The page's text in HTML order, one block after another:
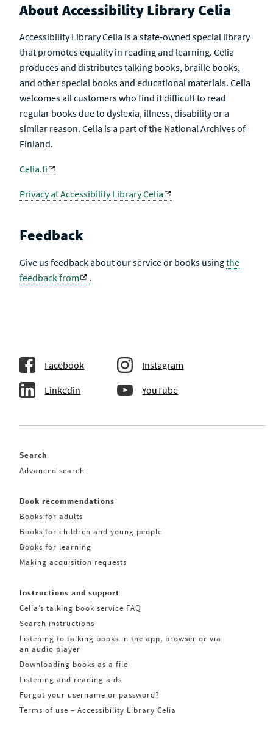
About Accessibility Library Celia
Accessibility Library Celia is a state-owned special library
that promotes equality in reading and learning. Celia
produces and distributes talking books, braille books,
and other special books and educational materials. Celia
welcomes all customers who find it difficult to read
regular books due to dyslexia, illness, disability or a
similar reason. Celia is a part of the National Archives of
Finland.
Celia.fi
Privacy at Accessibility Library Celia
Feedback
Give us feedback about our service or books usingthe
feedback from
.
Facebook Instagram
Linkedin YouTube
Search
Advanced search
Book recommendations
Books for adults
Books for children and young people
Books for learning
Making acquisition requests
Instructions and support
Celia’s talking book service FAQ
Search instructions
Listening to talking books in the app, browser or via
an audio player
Downloading books as a file
Listening and reading aids
Forgot your username or password?
Terms of use – Accessibility Library Celia